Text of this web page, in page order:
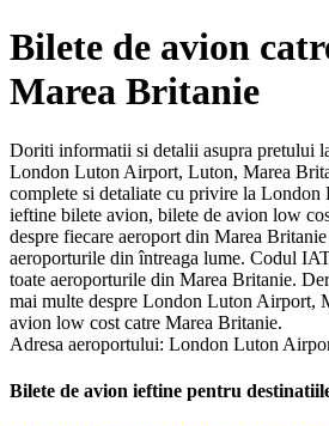
Bilete de avion
Marea Britanie
Doriti informatii si detalii asupra pretului
London Luton Airport, Luton, Marea
complete si detaliate cu privire la
ieftine bilete avion, bilete de avion low
despre fiecare aeroport din Marea Britanie
aeroporturile din întreaga lume. Codul
toate aeroporturile din Marea Britanie.
mai multe despre London Luton Airport,
avion low cost catre Marea Britanie.
Adresa aeroportului: London Luton
Bilete de avion ieftine pentru